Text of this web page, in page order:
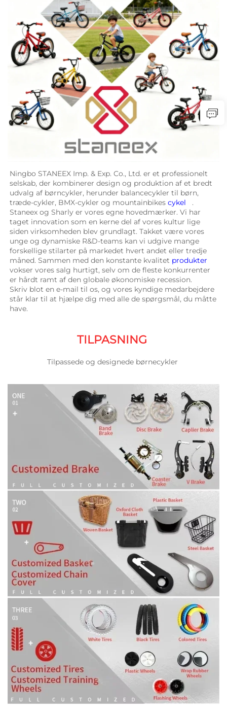
Ningbo STANEEX Imp. & Exp. Co., Ltd. er et professionelt
selskab, der kombinerer design og produktion af et bredt
udvalg af børncykler, herunder balancecykler til børn,
træde-cykler, BMX-cykler og mountainbikes cykel .
Staneex og Sharly er vores egne hovedmærker. Vi har
taget innovation som en kerne del af vores kultur lige
siden virksomheden blev grundlagt. Takket være vores
unge og dynamiske R&D-teams kan vi udgive mange
forskellige stilarter på markedet hvert andet eller tredje
måned. Sammen med den konstante kvalitet
vokser vores salg hurtigt, selv om de fleste konkurrenter
er hårdt ramt af den globale økonomiske recession.
Skriv blot en e-mail til os, og vores kyndige medarbejdere
står klar til at hjælpe dig med alle de spørgsmål, du måtte
have.
TILPASNING
Tilpassede og designede børnecykler